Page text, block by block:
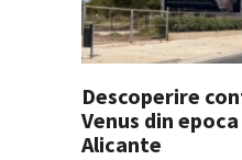
Descoperire
Venus din
Alicante